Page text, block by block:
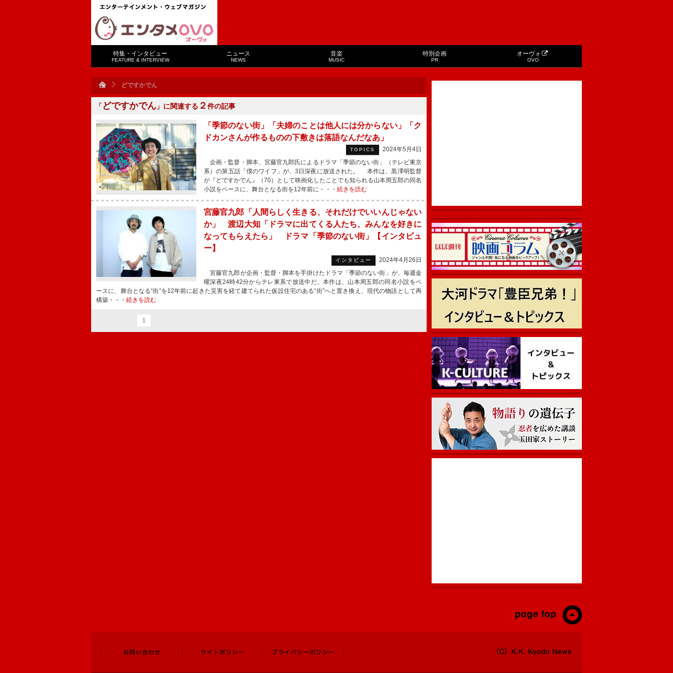
特集・インタビュー
FEATURE & INTERVIEW
ニュース
NEWS
音楽
MUSIC
特別企画
PR
オーヴォ
OVO
どですかでん
「どですかでん 」に関連する ２件の記事
「季節のない街」「夫婦のことは他人には分からない」「ク
ドカンさんが作るものの下敷きは落語なんだなあ」
TOPICS
2024年5月4日
企画・監督・脚本、宮藤官九郎氏によるドラマ「季節のない街」（テレビ東京
系）の第五話「僕のワイフ」が、3日深夜に放送された。 本作は、黒澤明監督
が『どですかでん』（70）として映画化したことでも知られる山本周五郎の同名
小説をベースに、舞台となる街を12年前に・・・ 続きを読む
宮藤官九郎「人間らしく生きる、それだけでいいんじゃない
か」 渡辺大知「ドラマに出てくる人たち、みんなを好きに
なってもらえたら」 ドラマ「季節のない街」【インタビュ
ー】
インタビュー
2024年4月26日
宮藤官九郎が企画・監督・脚本を手掛けたドラマ「季節のない街」が、毎週金
曜深夜24時42分からテレ東系で放送中だ。本作は、山本周五郎の同名小説をベ
ースに、舞台となる“街”を12年前に起きた災害を経て建てられた仮設住宅のある“街”へと置き換え、現代の物語として再
構築・・・ 続きを読む
1